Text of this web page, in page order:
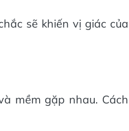
sẽ khiến vị giác của
mềm gặp nhau. Cách